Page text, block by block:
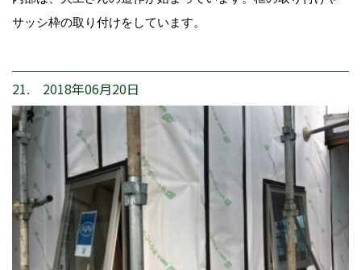
サッシ枠の取り付けをしています。
21. 2018年06月20日